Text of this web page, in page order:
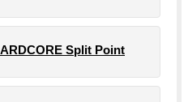
Split Point